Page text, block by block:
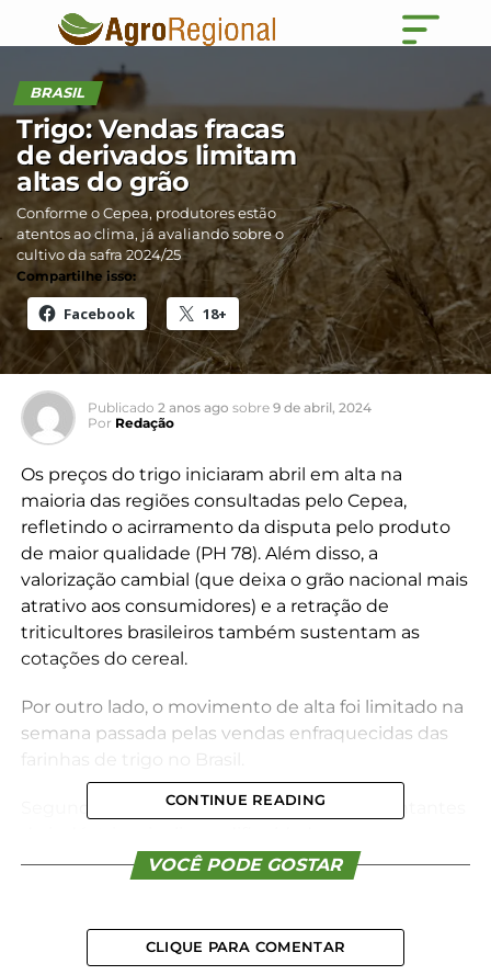
BRASIL
Trigo: Vendas fracas
de derivados limitam
altas do grão
Conforme o Cepea, produtores estão
atentos ao clima, já avaliando sobre o
cultivo da safra 2024/25
Compartilhe isso:
Facebook 18+
Publicado 2 anos ago sobre 9 de abril, 2024
Por Redação
Os preços do trigo iniciaram abril em alta na
maioria das regiões consultadas pelo Cepea,
refletindo o acirramento da disputa pelo produto
de maior qualidade (PH 78). Além disso, a
valorização cambial (que deixa o grão nacional mais
atrativo aos consumidores) e a retração de
triticultores brasileiros também sustentam as
cotações do cereal.
Por outro lado, o movimento de alta foi limitado na
semana passada pelas vendas enfraquecidas das
Segundo pesquisadores do Cepea, representantes
valor da matéria-prima para os derivados, o que
vem reduzindo a margem de lucro. Produtores, por
cultivo da safra 2024/25 no País.
CONTINUE READING
VOCÊ PODE GOSTAR
CLIQUE PARA COMENTAR